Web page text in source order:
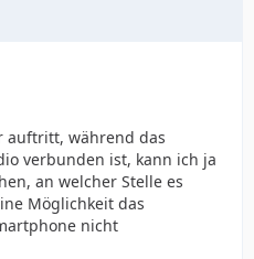
auftritt, während das
verbunden ist, kann ich ja
an welcher Stelle es
Möglichkeit das
nicht